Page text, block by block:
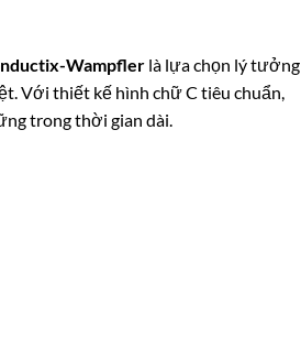
Wampfler là lựa chọn lý tưởng
Với thiết kế hình chữ C tiêu chuẩn,
trong thời gian dài.